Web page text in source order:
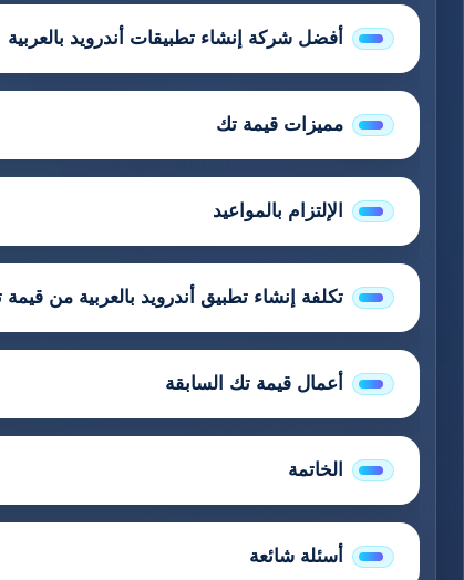
أفضل شركة إنشاء تطبيقات أندرويد بالعربية
مميزات قيمة تك
الإلتزام بالمواعيد
تكلفة إنشاء تطبيق أندرويد بالعربية من قيمة
أعمال قيمة تك السابقة
الخاتمة
أسئلة شائعة